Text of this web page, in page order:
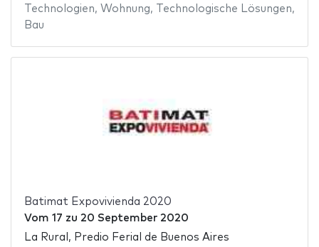
Technologien, Wohnung, Technologische Lösungen,
Bau
Batimat Expovivienda 2020
Vom 17 zu 20 September 2020
La Rural, Predio Ferial de Buenos Aires